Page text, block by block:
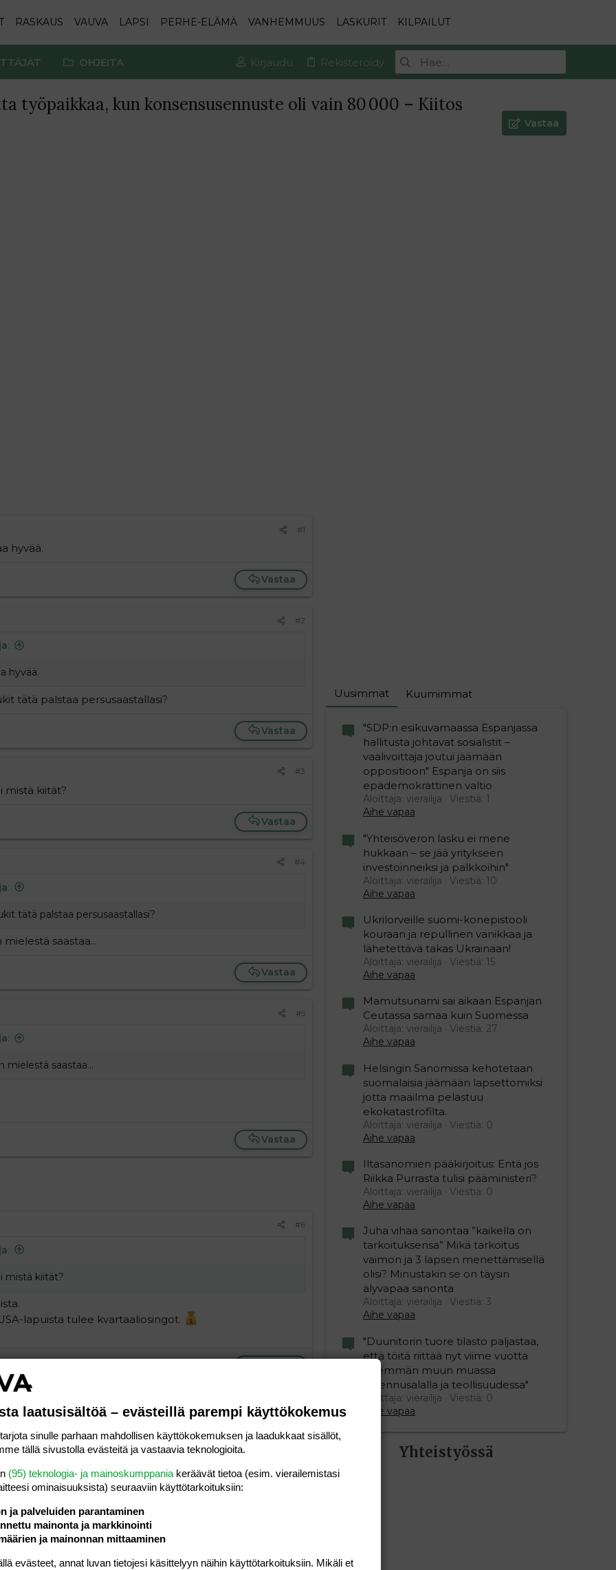
RASKAUS VAUVA LAPSI PERHE-ELÄMÄ VANHEMMUUS LASKURIT KILPAILUT
OHJEITA Kirjaudu Rekisteröidy
työpaikkaa, kun konsensusennuste oli vain 80 000 – Kiitos
Vastaa
#1
hyvää.
Vastaa
#2
:
hyvää.
tätä palstaa persusaastallasi?
Vastaa
#3
mistä kiität?
Vastaa
#4
:
tätä palstaa persusaastallasi?
saastaa...
Vastaa
#5
:
saastaa...
Vastaa
#6
:
mistä kiität?
lapuista tulee kvartaaliosingot.
#7
:
lapuista tulee kvartaaliosingot.
Uusimmat Kuumimmat
"SDP:n esikuvamaassa Espanjassa
hallitusta johtavat sosialistit –
vaalivoittaja joutui jäämään
oppositioon" Espanja on siis
epädemokrattinen valtio
Aloittaja: vierailija
Viestiä: 1
Aihe vapaa
"Yhteisöveron lasku ei mene
hukkaan – se jää yritykseen
investoinneiksi ja palkkoihin"
Aloittaja: vierailija
Viestiä: 10
Aihe vapaa
Ukrilorveille suomi-konepistooli
kouraan ja repullinen vanikkaa ja
lähetettävä takas Ukrainaan!
Aloittaja: vierailija
Viestiä: 15
Aihe vapaa
Mamutsunami sai aikaan Espanjan
Ceutassa samaa kuin Suomessa
Aloittaja: vierailija
Viestiä: 27
Aihe vapaa
Helsingin Sanomissa kehotetaan
suomalaisia jäämään lapsettomiksi
jotta maailma pelastuu
ekokatastrofilta.
Aloittaja: vierailija
Viestiä: 0
Aihe vapaa
Iltasanomien pääkirjoitus: Entä jos
Riikka Purrasta tulisi pääministeri?
Aloittaja: vierailija
Viestiä: 0
Aihe vapaa
Juha vihaa sanontaa ”kaikella on
tarkoituksensa” Mikä tarkoitus
vaimon ja 3 lapsen menettämisellä
olisi? Minustakin se on täysin
älyvapaa sanonta
Aloittaja: vierailija
Viestiä: 3
Aihe vapaa
"Duunitorin tuore tilasto paljastaa,
että töitä riittää nyt viime vuotta
enemmän muun muassa
rakennusalalla ja teollisuudessa"
Aloittaja: vierailija
Viestiä: 0
Aihe vapaa
Yhteistyössä
laatusisältöä – evästeillä parempi käyttökokemus
sinulle parhaan mahdollisen käyttökokemuksen ja laadukkaat sisällöt,
tällä sivustolla evästeitä ja vastaavia teknologioita.
(95) teknologia- ja mainoskumppania keräävät tietoa (esim. vierailemis­tasi
ominaisuuk­sista) seuraaviin käyttötarkoituksiin:
ja palveluiden parantaminen
mainonta ja markkinointi
ja mainonnan mittaaminen
evästeet, annat luvan tietojesi käsittelyyn näihin käyttötarkoituksiin. Mikäli et